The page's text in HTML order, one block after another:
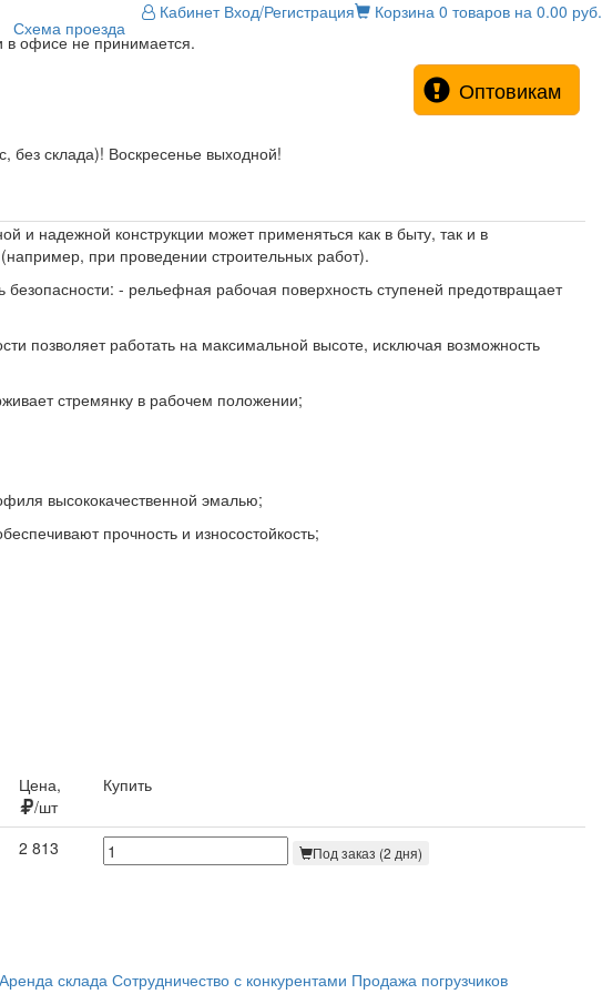
Схема проезда
Кабинет Вход/Регистрация Корзина 0 товаров на 0.00 руб.
в офисе не принимается.
Оптовикам
без склада)! Воскресенье выходной!
и надежной конструкции может применяться как в быту, так и в
при проведении строительных работ).
- рельефная рабочая поверхность ступеней предотвращает
позволяет работать на максимальной высоте, исключая возможность
стремянку в рабочем положении;
высококачественной эмалью;
прочность и износостойкость;
Цена,
/шт
Купить
2 813 Под заказ (2 дня)
Аренда склада Сотрудничество с конкурентами Продажа погрузчиков